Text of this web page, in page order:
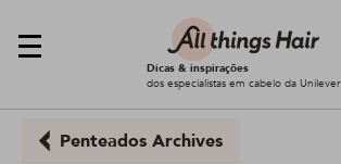
Dicas & inspirações
dos especialistas em cabelo da Unilever
Penteados Archives